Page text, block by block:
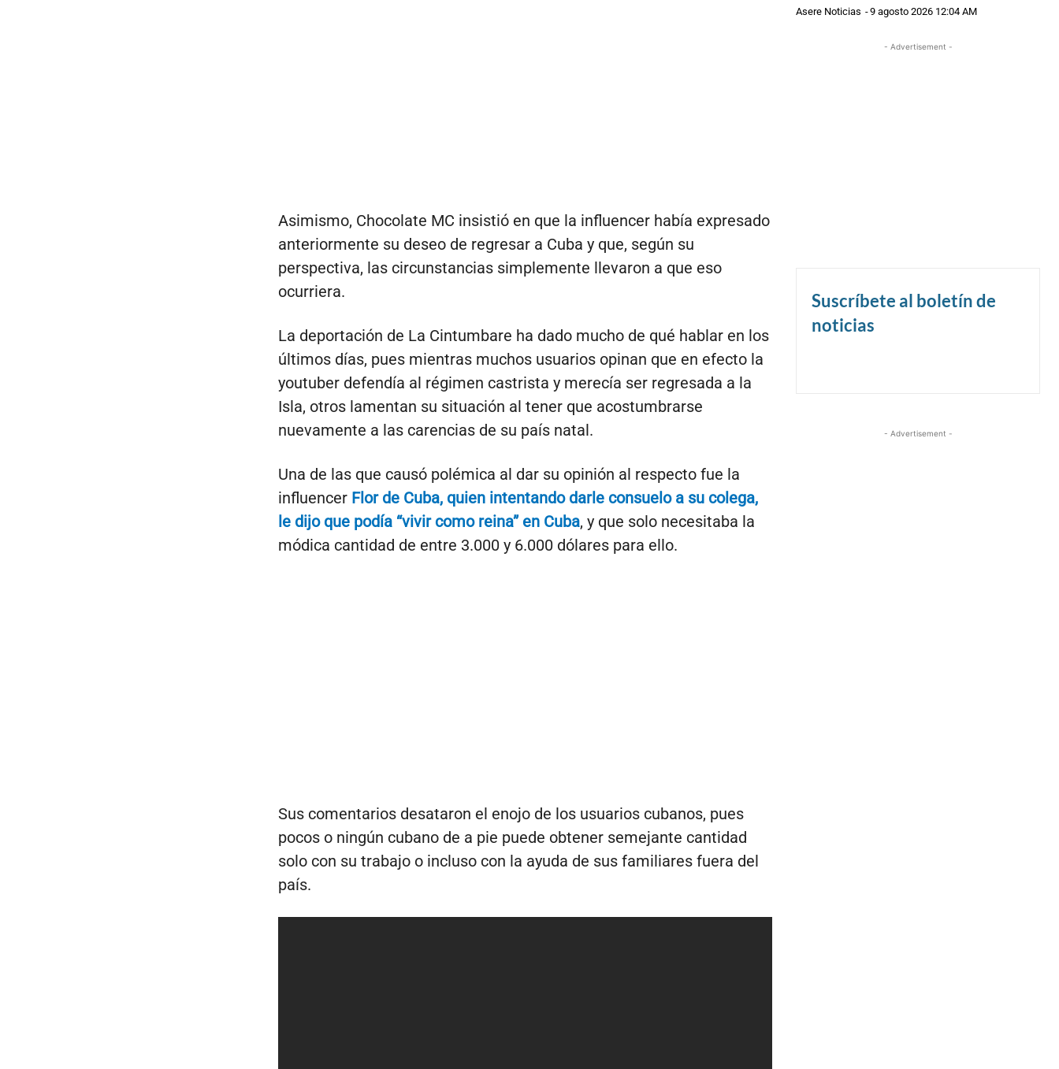
Asimismo, Chocolate MC insistió en que la influencer había expresado
anteriormente su deseo de regresar a Cuba y que, según su
perspectiva, las circunstancias simplemente llevaron a que eso
ocurriera.
La deportación de La Cintumbare ha dado mucho de qué hablar en los
últimos días, pues mientras muchos usuarios opinan que en efecto la
youtuber defendía al régimen castrista y merecía ser regresada a la
Isla, otros lamentan su situación al tener que acostumbrarse
nuevamente a las carencias de su país natal.
Una de las que causó polémica al dar su opinión al respecto fue la
influencer Flor de Cuba, quien intentando darle consuelo a su colega,
le dijo que podía “vivir como reina” en Cuba, y que solo necesitaba la
módica cantidad de entre 3.000 y 6.000 dólares para ello.
Sus comentarios desataron el enojo de los usuarios cubanos, pues
pocos o ningún cubano de a pie puede obtener semejante cantidad
solo con su trabajo o incluso con la ayuda de sus familiares fuera del
país.
Asere Noticias -9 agosto 2026 12:04 AM
- Advertisement -
Suscríbete al boletín de
noticias
- Advertisement -